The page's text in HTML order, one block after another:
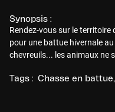
Synopsis :
Rendez-vous sur le territoire
pour une battue hivernale
chevreuils... les animaux ne
Tags : Chasse en battue